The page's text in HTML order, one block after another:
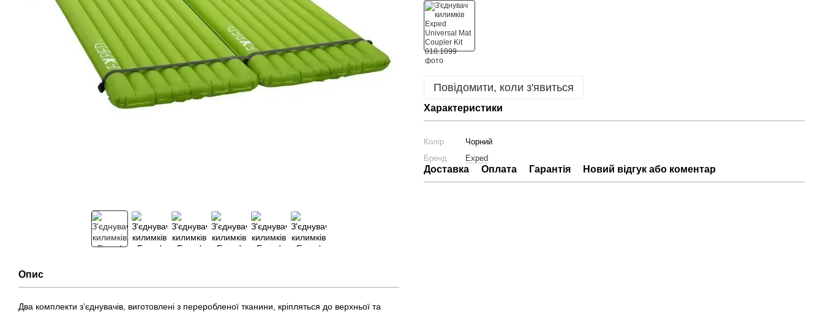
Опис
Два комплекти з’єднувачів, виготовлені з переробленої тканини, кріпляться до верхньої та
Повідомити, коли з'явиться
Характеристики
Колір
Чорний
Бренд
Exped
Доставка Оплата Гарантія Новий відгук або коментар